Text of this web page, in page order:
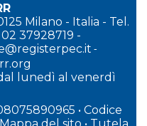
Milano - Italia - Tel.
37928719 -
-
lunedì al venerdì
• Codice